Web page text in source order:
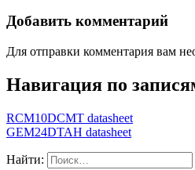
Добавить комментарий
Для отправки комментария вам
Навигация по
RCM10DCMT datasheet
GEM24DTAH datasheet
Найти: